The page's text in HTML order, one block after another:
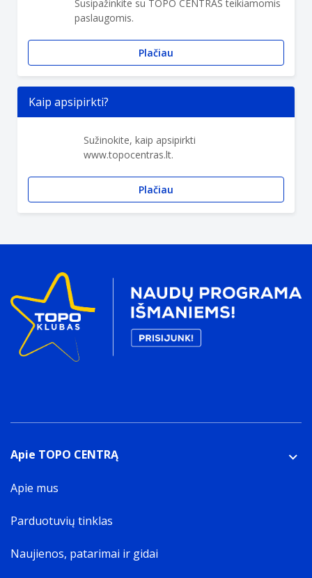
Susipažinkite su TOPO CENTRAS teikiamomis
paslaugomis.
Plačiau
Kaip apsipirkti?
Sužinokite, kaip apsipirkti
www.topocentras.lt.
Plačiau
Apie TOPO CENTRĄ
Apie mus
Parduotuvių tinklas
Naujienos, patarimai ir gidai